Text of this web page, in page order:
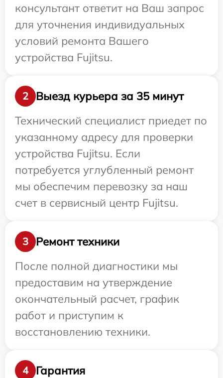
консультант ответит на Ваш запрос
для уточнения индивидуальных
условий ремонта Вашего
устройства Fujitsu.
2
Выезд курьера за 35 минут
Технический специалист приедет по
указанному адресу для проверки
устройства Fujitsu. Если
потребуется углубленный ремонт
мы обеспечим перевозку за наш
счет в сервисный центр Fujitsu.
3
Ремонт техники
После полной диагностики мы
предоставим на утверждение
окончательный расчет, график
работ и приступим к
восстановлению техники.
4
Гарантия